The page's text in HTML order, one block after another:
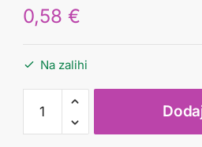
0,58 €
Na zalihi
10mm
x